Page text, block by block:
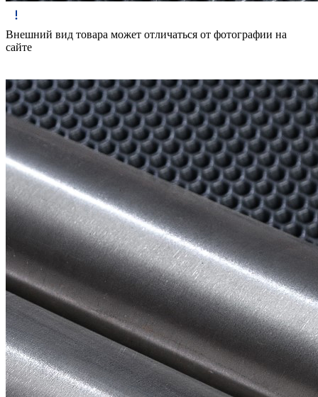
Внешний вид товара может отличаться от фотографии на
сайте